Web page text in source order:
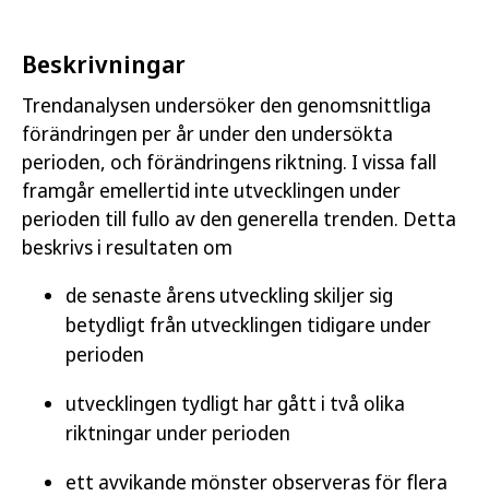
Beskrivningar
Trendanalysen undersöker den genomsnittliga
förändringen per år under den undersökta
perioden, och förändringens riktning. I vissa fall
framgår emellertid inte utvecklingen under
perioden till fullo av den generella trenden. Detta
beskrivs i resultaten om
de senaste årens utveckling skiljer sig
betydligt från utvecklingen tidigare under
perioden
utvecklingen tydligt har gått i två olika
riktningar under perioden
ett avvikande mönster observeras för flera